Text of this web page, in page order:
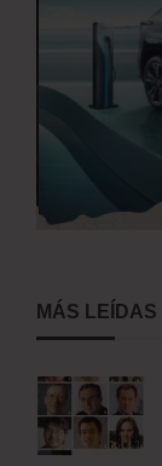
MÁS LEÍDAS